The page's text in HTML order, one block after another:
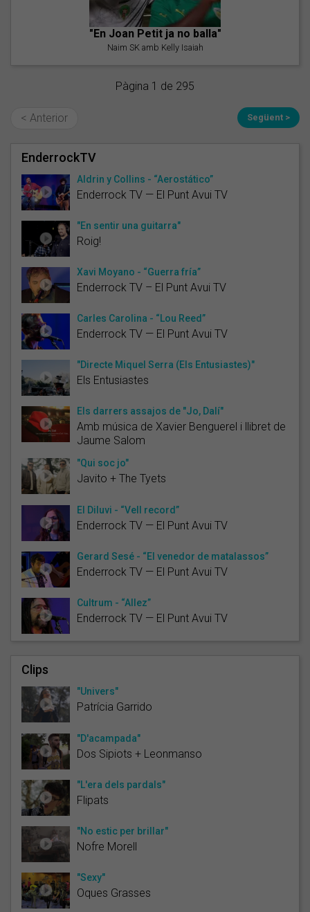
"En Joan Petit ja no balla"
Naim SK amb Kelly Isaiah
Pàgina 1 de 295
< Anterior Següent >
EnderrockTV
Aldrin y Collins - “Aerostático”
Enderrock TV — El Punt Avui TV
"En sentir una guitarra"
Roig!
Xavi Moyano - “Guerra fría”
Enderrock TV – El Punt Avui TV
Carles Carolina - “Lou Reed”
Enderrock TV — El Punt Avui TV
"Directe Miquel Serra (Els Entusiastes)"
Els Entusiastes
Els darrers assajos de "Jo, Dalí"
Amb música de Xavier Benguerel i llibret de
Jaume Salom
"Qui soc jo"
Javito + The Tyets
El Diluvi - “Vell record”
Enderrock TV — El Punt Avui TV
Gerard Sesé - “El venedor de matalassos”
Enderrock TV — El Punt Avui TV
Cultrum - “Allez”
Enderrock TV — El Punt Avui TV
Clips
"Univers"
Patrícia Garrido
"D'acampada"
Dos Sipiots + Leonmanso
"L'era dels pardals"
Flipats
"No estic per brillar"
Nofre Morell
"Sexy"
Oques Grasses